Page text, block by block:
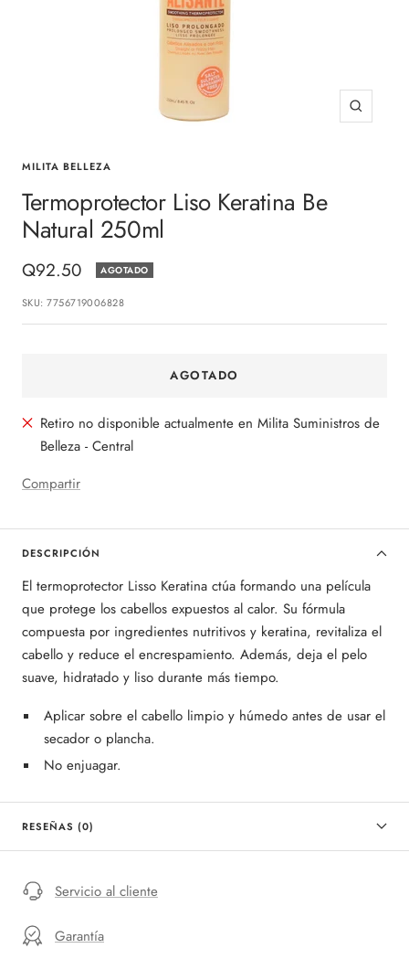
Zoom
MILITA BELLEZA
Termoprotector Liso Keratina Be
Natural 250ml
Precio
de
venta
Q92.50 AGOTADO
SKU:7756719006828
AGOTADO
Retiro no disponible actualmente en Milita Suministros de
Belleza - Central
Compartir
DESCRIPCIÓN
El termoprotector Lisso Keratina ctúa formando una película
que protege los cabellos expuestos al calor. Su fórmula
compuesta por ingredientes nutritivos y keratina, revitaliza el
cabello y reduce el encrespamiento. Además, deja el pelo
suave, hidratado y liso durante más tiempo.
Aplicar sobre el cabello limpio y húmedo antes de usar el
secador o plancha.
No enjuagar.
RESEÑAS (0)
Servicio al cliente
Garantía